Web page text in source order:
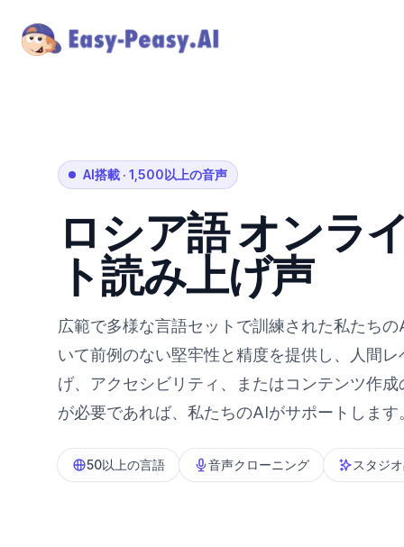
AI搭載 · 1,500以上の音声
ロシア語オンラ
ト読み上げ声
広範で多様な言語セットで訓練された私たち
いて前例のない堅牢性と精度を提供し、人間
げ、アクセシビリティ、またはコンテンツ作
が必要であれば、私たちのAIがサポートします
50以上の言語 音声クローニング スタジ